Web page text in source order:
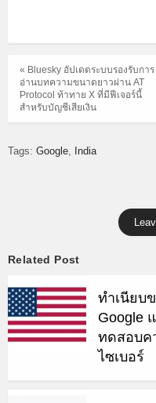
« Bluesky อัปเดตระบบรองรับการ
อ่านบทความขนาดยาวผ่าน AT
Protocol ท้าทาย X ที่มีฟีเจอร์นี้
สำหรับบัญชีเสียเงิน
Tags: Google India
Related Post
ทำเนียบ
Google
ทดสอบค
ไซเบอร์